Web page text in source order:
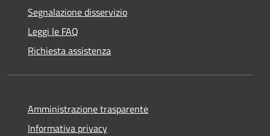
Segnalazione disservizio
Leggi le FAQ
Richiesta assistenza
Amministrazione trasparente
Informativa privacy